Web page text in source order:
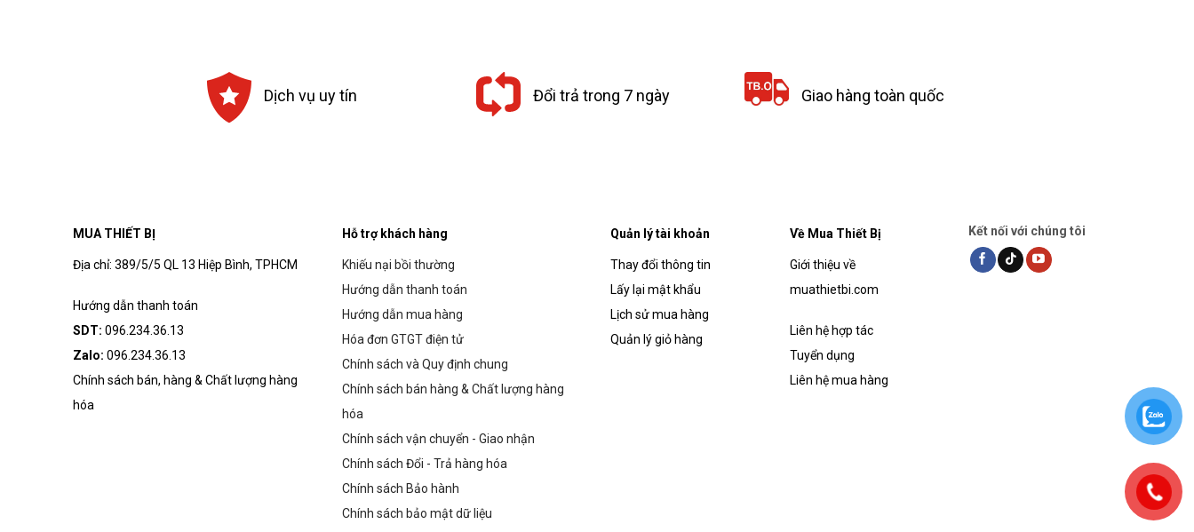
Dịch vụ uy tín Đổi trả trong 7 ngày Giao hàng toàn quốc
MUA THIẾT BỊ
Địa chỉ: 389/5/5 QL 13 Hiệp Bình, TPHCM
Hướng dẫn thanh toán
SDT: 096.234.36.13
Zalo: 096.234.36.13
Chính sách bán, hàng & Chất lượng hàng
hóa
Hỗ trợ khách hàng
Khiếu nại bồi thường
Hướng dẫn thanh toán
Hướng dẫn mua hàng
Hóa đơn GTGT điện tử
Chính sách và Quy định chung
Chính sách bán hàng & Chất lượng hàng
hóa
Chính sách vận chuyển - Giao nhận
Chính sách Đổi - Trả hàng hóa
Chính sách Bảo hành
Chính sách bảo mật dữ liệu
Quản lý tài khoản
Thay đổi thông tin
Lấy lại mật khẩu
Lịch sử mua hàng
Quản lý giỏ hàng
Về Mua Thiết Bị
Giới thiệu về
muathietbi.com
Liên hệ hợp tác
Tuyển dụng
Liên hệ mua hàng
Kết nối với chúng tôi